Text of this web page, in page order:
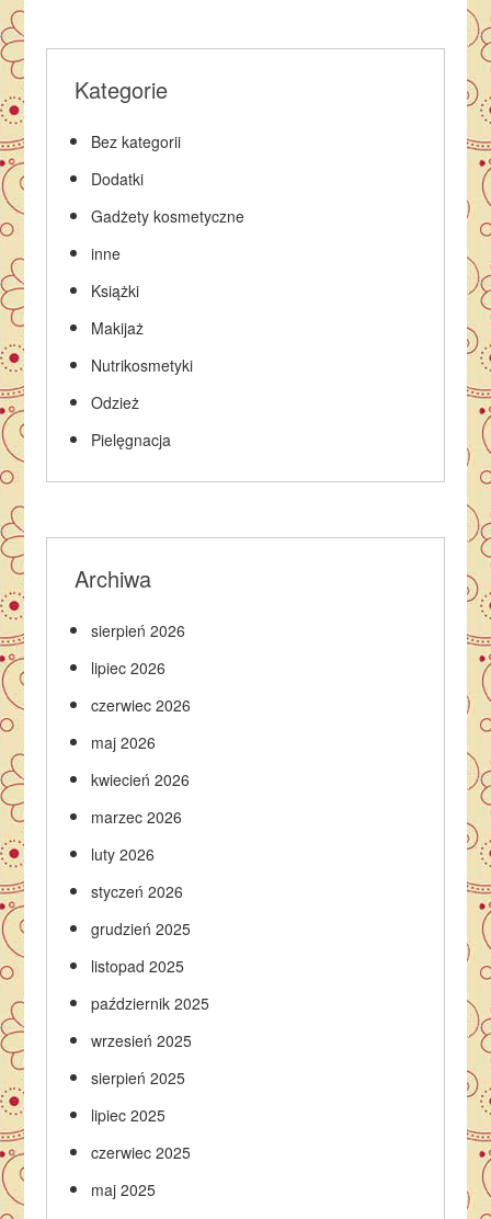
Kategorie
Bez kategorii
Dodatki
Gadżety kosmetyczne
inne
Książki
Makijaż
Nutrikosmetyki
Odzież
Pielęgnacja
Archiwa
sierpień 2026
lipiec 2026
czerwiec 2026
maj 2026
kwiecień 2026
marzec 2026
luty 2026
styczeń 2026
grudzień 2025
listopad 2025
październik 2025
wrzesień 2025
sierpień 2025
lipiec 2025
czerwiec 2025
maj 2025